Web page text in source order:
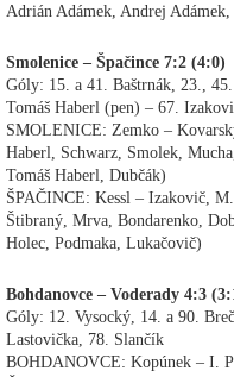
Adrián Adámek, Andrej
Smolenice – Špačince 7:2 (4:0)
Góly: 15. a 41. Baštrnák, 23.,
Tomáš Haberl (pen) – 67.
SMOLENICE: Zemko –
Haberl, Schwarz, Smolek,
Tomáš Haberl, Dubčák)
ŠPAČINCE: Kessl – Izakovič,
Štibraný, Mrva, Bondarenko,
Holec, Podmaka, Lukačovič)
Bohdanovce – Voderady 4:3
Góly: 12. Vysocký, 14. a 90.
Lastovička, 78. Slančík
BOHDANOVCE: Kopúnek – I.